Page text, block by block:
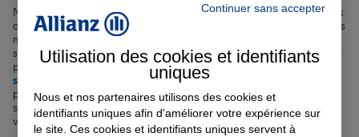
Nos
agents experts en assurance
vous accueillent dans nos agences
de Montigny-les-Cormeilles et des environs pour vous guider vers les
meilleures garanties au meilleur prix. Assurance auto pour circuler
sereinement sur les routes du Val-d'Oise, assurance habitationpour
protéger votre appartement ou votre maison,
santé
pour prendre soin de vous et de votre famille, assurance vie
pour construire votre avenir ou encore assurance emprunteur
sécuriser votre prêt immobilier… Nous étudions vos attentes pour
vous apporter la réponse la plus juste.
Continuer sans accepter
Utilisation des cookies et identifiants
uniques
Nous et nos partenaires utilisons des cookies et
identifiants uniques afin d'améliorer votre expérience sur
le site. Ces cookies et identifiants uniques servent à